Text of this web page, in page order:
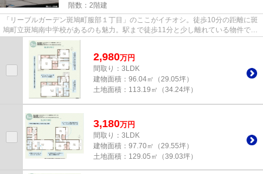
階数：2階建
「リーブルガーデン斑鳩町服部１丁目」のここがイチオシ。徒歩10分の距離に斑
鳩町立斑鳩南中学校があるのも魅力。駅まで徒歩11分と少し離れている物件で
す。耐風構造なので、台風など...
2,980万円
間取り：3LDK
建物面積： 96.04㎡（29.05坪）
土地面積： 113.19㎡（34.24坪）
3,180万円
間取り：3LDK
建物面積： 97.70㎡（29.55坪）
土地面積： 129.05㎡（39.03坪）